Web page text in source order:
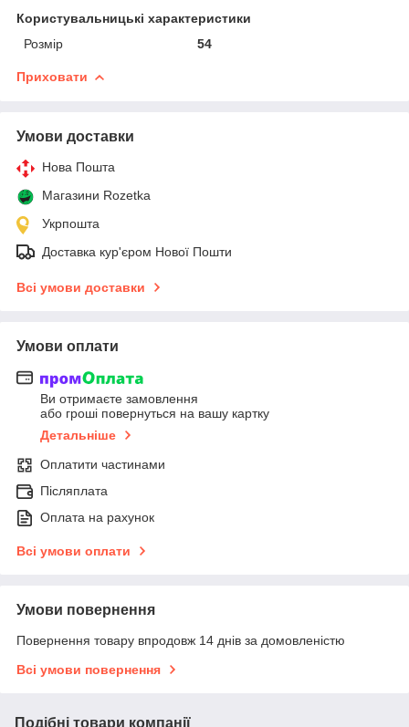
Користувальницькі характеристики
Розмір
54
Приховати
Умови доставки
Нова Пошта
Магазини Rozetka
Укрпошта
Доставка кур'єром Нової Пошти
Всі умови доставки
Умови оплати
Ви отримаєте замовлення
або гроші повернуться на вашу картку
Детальніше
Оплатити частинами
Післяплата
Оплата на рахунок
Всі умови оплати
Умови повернення
Повернення товару впродовж 14 днів за домовленістю
Всі умови повернення
Подібні товари компанії